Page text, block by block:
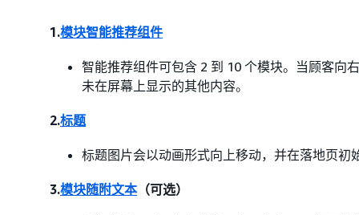
1.模块智能推荐组件
智能推荐组件可包含 2 到 10 个模块。当顾客向
未在屏幕上显示的其他内容。
2.标题
标题图片会以动画形式向上移动，并在落地页初
3.模块随附文本（可选）